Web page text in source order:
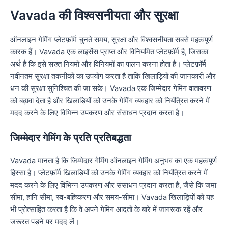
Vavada की विश्वसनीयता और सुरक्षा
ऑनलाइन गेमिंग प्लेटफ़ॉर्म चुनते समय, सुरक्षा और विश्वसनीयता सबसे महत्वपूर्ण
कारक हैं। Vavada एक लाइसेंस प्राप्त और विनियमित प्लेटफ़ॉर्म है, जिसका
अर्थ है कि इसे सख्त नियमों और विनियमों का पालन करना होता है। प्लेटफ़ॉर्म
नवीनतम सुरक्षा तकनीकों का उपयोग करता है ताकि खिलाड़ियों की जानकारी और
धन की सुरक्षा सुनिश्चित की जा सके। Vavada एक जिम्मेदार गेमिंग वातावरण
को बढ़ावा देता है और खिलाड़ियों को उनके गेमिंग व्यवहार को नियंत्रित करने में
मदद करने के लिए विभिन्न उपकरण और संसाधन प्रदान करता है।
जिम्मेदार गेमिंग के प्रति प्रतिबद्धता
Vavada मानता है कि जिम्मेदार गेमिंग ऑनलाइन गेमिंग अनुभव का एक महत्वपूर्ण
हिस्सा है। प्लेटफ़ॉर्म खिलाड़ियों को उनके गेमिंग व्यवहार को नियंत्रित करने में
मदद करने के लिए विभिन्न उपकरण और संसाधन प्रदान करता है, जैसे कि जमा
सीमा, हानि सीमा, स्व-बहिष्करण और समय-सीमा। Vavada खिलाड़ियों को यह
भी प्रोत्साहित करता है कि वे अपने गेमिंग आदतों के बारे में जागरूक रहें और
जरूरत पड़ने पर मदद लें।